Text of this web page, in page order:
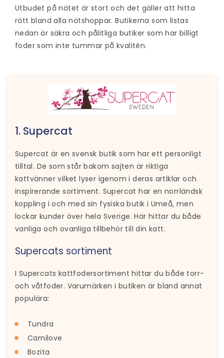
Utbudet på nätet är stort och det gäller att hitta
rätt bland alla nätshoppar. Butikerna som listas
nedan är säkra och pålitliga butiker som har billigt
foder som inte tummar på kvalitén.
1. Supercat
Supercat är en svensk butik som har ett personligt
tilltal. De som står bakom sajten är riktiga
kattvänner vilket lyser igenom i deras artiklar och
inspirerande sortiment. Supercat har en norrländsk
koppling i och med sin fysiska butik i Umeå, men
lockar kunder över hela Sverige. Här hittar du både
vanliga och ovanliga tillbehör till din katt.
Supercats sortiment
I Supercats kattfodersortiment hittar du både torr-
och våtfoder. Varumärken i butiken är bland annat
populära:
Tundra
Carnilove
Bozita